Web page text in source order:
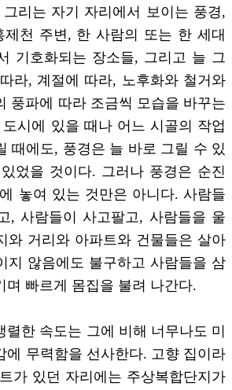
리는 자기 자리에서 보이는 풍경,
제천 주변, 한 사람의 또는 한 세대
기호화되는 장소들, 그리고 늘 그
라, 계절에 따라, 노후화와 철거와
풍파에 따라 조금씩 모습을 바꾸는
시에 있을 때나 어느 시골의 작업
때에도, 풍경은 늘 바로 그릴 수 있
었을 것이다. 그러나 풍경은 순진
놓여 있는 것만은 아니다. 사람들
, 사람들이 사고팔고, 사람들을 울
와 거리와 아파트와 건물들은 살아
지 않음에도 불구하고 사람들을 삼
며 빠르게 몸집을 불려 나간다.
렬한 속도는 그에 비해 너무나도 미
에 무력함을 선사한다. 고향 집이라
가 있던 자리에는 주상복합단지가